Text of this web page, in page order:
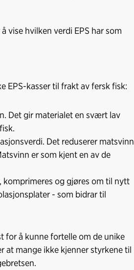
vise hvilken verdi EPS har som
EPS-kasser til frakt av fersk fisk:
Det gir materialet en svært lav
Det reduserer matsvinn
er som kjent en av de
komprimeres og gjøres om til nytt
- som bidrar til
for å kunne fortelle om de unike
at mange ikke kjenner styrkene til